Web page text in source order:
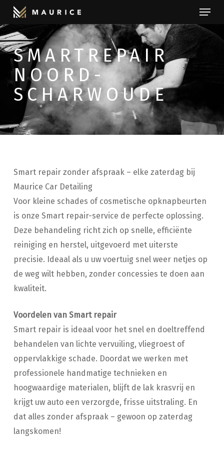
Skip
main
content
Menu
SMARTREPAIR
NOORD-
SCHARWOUDE
Smart repair zonder afspraak – elke zaterdag bij
Maurice Car Detailing
Voor kleine schades of cosmetische opknapbeurten
is onze Smart repair-service de perfecte oplossing.
Deze behandeling richt zich op snelle, efficiënte
reiniging en herstel, uitgevoerd met uiterste
precisie. Ideaal als u uw voertuig snel weer netjes op
de weg wilt hebben, zonder concessies te doen aan
kwaliteit.
Voordelen van Smart repair
Smart repair is ideaal voor het snel en doeltreffend
behandelen van lichte vervuiling, vliegroest of
oppervlakkige schade. Doordat we werken met
professionele handmatige technieken en
hoogwaardige materialen, blijft de lak krasvrij en
krijgt uw auto een verzorgde, frisse uitstraling. En
dat alles zonder afspraak – gewoon op zaterdag
langskomen!
Close